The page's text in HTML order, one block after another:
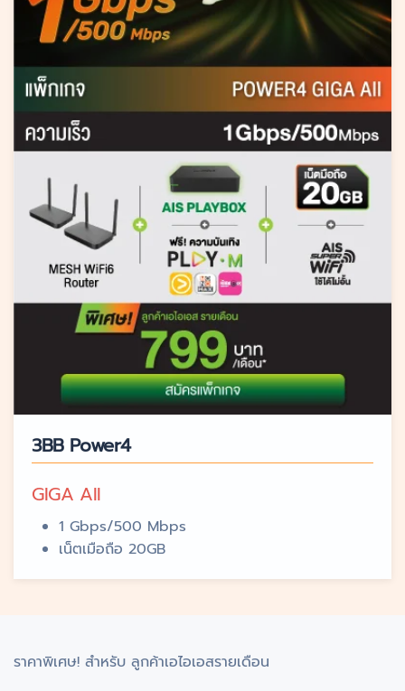
3BB Power4
GIGA All
1 Gbps/500 Mbps
เน็ตเมือถือ 20GB
ราคาพิเศษ! สำหรับ ลูกค้าเอไอเอสรายเดือน